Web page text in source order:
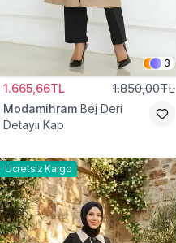
3
1.665,66TL 1.850,00TL
Modamihram Bej Deri
Detaylı Kap
Ücretsiz Kargo